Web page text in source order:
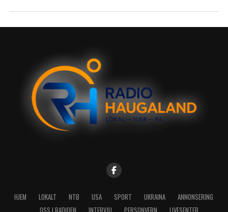
HJEM LOKALT NTB USA SPORT UKRAINA
ANNONSERING